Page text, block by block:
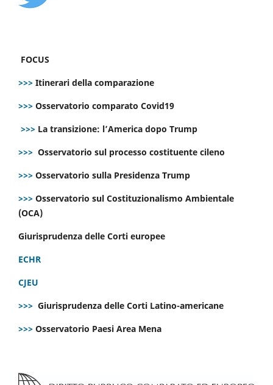
FOCUS
>>> Itinerari della comparazione
>>> Osservatorio comparato Covid19
>>> La transizione: l’America dopo Trump
>>> Osservatorio sul processo costituente cileno
>>> Osservatorio sulla Presidenza Trump
>>> Osservatorio sul Costituzionalismo Ambientale
(OCA)
Giurisprudenza delle Corti europee
ECHR
CJEU
>>> Giurisprudenza delle Corti Latino-americane
>>> Osservatorio Paesi Area Mena